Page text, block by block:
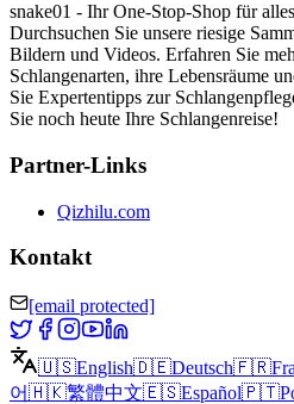
snake01 - Ihr One-Stop-Shop für
Durchsuchen Sie unsere riesige
Bildern und Videos. Erfahren Sie
Schlangenarten, ihre Lebensräume
Sie Expertentipps zur
Sie noch heute Ihre Schlangenreise!
Partner-Links
Qizhilu.com
Kontakt
[email protected]
🇺🇸English🇩🇪Deutsch🇫🇷
어🇭🇰繁體中文🇪🇸Español🇵🇹